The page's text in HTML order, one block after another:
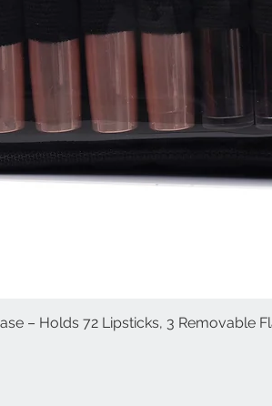
العرض السريع
– Holds 72 Lipsticks, 3 Removable